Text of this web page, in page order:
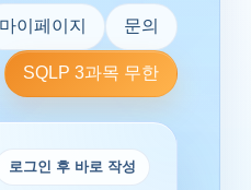
마이페이지 문의
SQLP 3과목 무한
로그인 후 바로 작성